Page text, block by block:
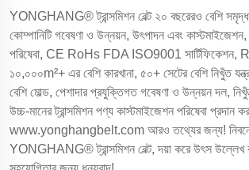
YONGHANG® ট্রান্সমিশন বেল্ট ২০ বছরেরও বেশি সমৃদ্ধ
কোম্পানিটি গবেষণা ও উন্নয়ন, উৎপাদন এবং
পরিষেবা, CE RoHs FDA ISO9001 সার্টিফিকেশন,
১০,০০০m²+ এর বেশি কারখানা, ৫০+ সেটের বেশি নিখুঁত
বেশি মোল্ড, পেশাদার প্রযুক্তিগত গবেষণা ও উন্নয়ন দল,
উচ্চ-মানের ট্রান্সমিশন পণ্য কাস্টমাইজেশন পরিষেবা প্রদান
www.yonghangbelt.com আরও তথ্যের জন্য!
YONGHANG® ট্রান্সমিশন বেল্ট, দয়া করে উৎস